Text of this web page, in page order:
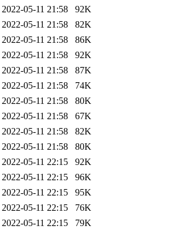
2022-05-11 21:58
92K
2022-05-11 21:58
82K
2022-05-11 21:58
86K
2022-05-11 21:58
92K
2022-05-11 21:58
87K
2022-05-11 21:58
74K
2022-05-11 21:58
80K
2022-05-11 21:58
67K
2022-05-11 21:58
82K
2022-05-11 21:58
80K
2022-05-11 22:15
92K
2022-05-11 22:15
96K
2022-05-11 22:15
95K
2022-05-11 22:15
76K
2022-05-11 22:15
79K